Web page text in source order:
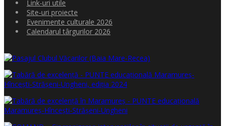
Link-uri utile
Site-uri proiecte
Evenimente culturale 2026
Calendarul târgurilor 2026